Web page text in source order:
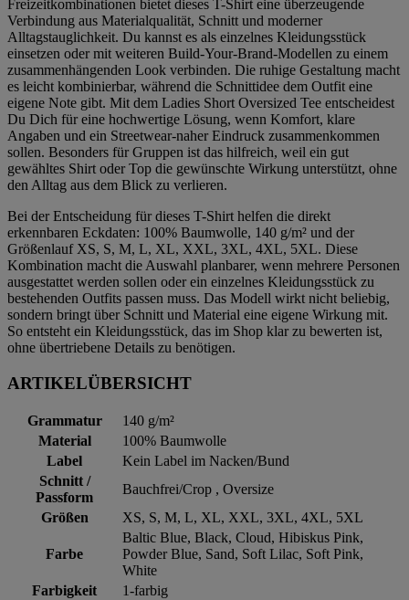
Freizeitkombinationen bietet dieses T-Shirt eine überzeugende
Verbindung aus Materialqualität, Schnitt und moderner
Alltagstauglichkeit. Du kannst es als einzelnes Kleidungsstück
einsetzen oder mit weiteren Build-Your-Brand-Modellen zu einem
zusammenhängenden Look verbinden. Die ruhige Gestaltung macht
es leicht kombinierbar, während die Schnittidee dem Outfit eine
eigene Note gibt. Mit dem Ladies Short Oversized Tee entscheidest
Du Dich für eine hochwertige Lösung, wenn Komfort, klare
Angaben und ein Streetwear-naher Eindruck zusammenkommen
sollen. Besonders für Gruppen ist das hilfreich, weil ein gut
gewähltes Shirt oder Top die gewünschte Wirkung unterstützt, ohne
den Alltag aus dem Blick zu verlieren.
Bei der Entscheidung für dieses T-Shirt helfen die direkt
erkennbaren Eckdaten: 100% Baumwolle, 140 g/m² und der
Größenlauf XS, S, M, L, XL, XXL, 3XL, 4XL, 5XL. Diese
Kombination macht die Auswahl planbarer, wenn mehrere Personen
ausgestattet werden sollen oder ein einzelnes Kleidungsstück zu
bestehenden Outfits passen muss. Das Modell wirkt nicht beliebig,
sondern bringt über Schnitt und Material eine eigene Wirkung mit.
So entsteht ein Kleidungsstück, das im Shop klar zu bewerten ist,
ohne übertriebene Details zu benötigen.
ARTIKELÜBERSICHT
Grammatur
140 g/m²
Material
100% Baumwolle
Label
Kein Label im Nacken/Bund
Schnitt /
Passform
Bauchfrei/Crop , Oversize
Größen
XS, S, M, L, XL, XXL, 3XL, 4XL, 5XL
Farbe
Baltic Blue, Black, Cloud, Hibiskus Pink,
Powder Blue, Sand, Soft Lilac, Soft Pink,
White
Farbigkeit
1-farbig